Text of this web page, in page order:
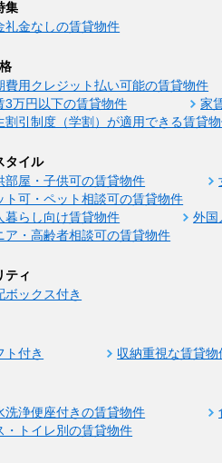
集
礼金なしの賃貸物件
費用クレジット払い可能の賃貸物件
3万円以下の賃貸物件
家
割引制度（学割）が適用できる賃貸
タイル
部屋・子供可の賃貸物件
ト可・ペット相談可の賃貸物件
暮らし向け賃貸物件
外国
ア・高齢者相談可の賃貸物件
ティ
ボックス付き
ト付き 収納重視な賃貸物
洗浄便座付きの賃貸物件
・トイレ別の賃貸物件